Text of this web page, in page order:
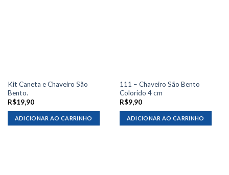
Kit Caneta e Chaveiro São
Bento.
R$19,90
ADICIONAR AO CARRINHO
111 – Chaveiro São Bento
Colorido 4 cm
R$9,90
ADICIONAR AO CARRINHO